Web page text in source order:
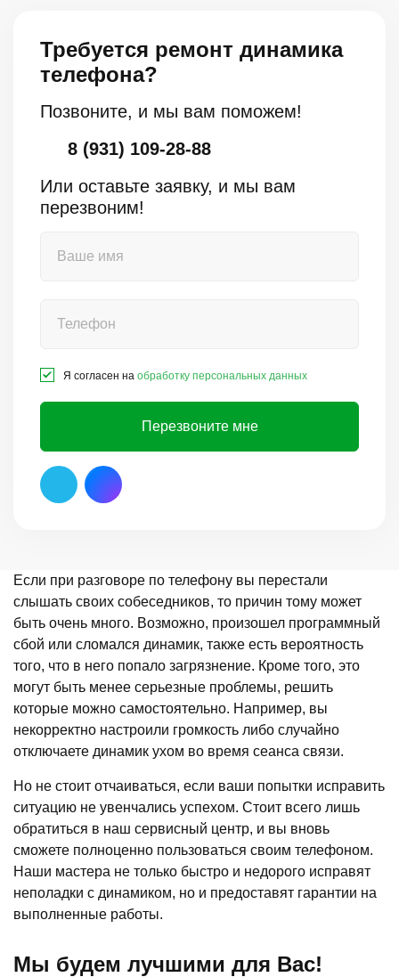
Требуется ремонт динамика
телефона?
Позвоните, и мы вам поможем!
8 (931) 109-28-88
Или оставьте заявку, и мы вам
перезвоним!
Я согласен на обработку персональных данных
Перезвоните мне
Если при разговоре по телефону вы перестали
слышать своих собеседников, то причин тому может
быть очень много. Возможно, произошел программный
сбой или сломался динамик, также есть вероятность
того, что в него попало загрязнение. Кроме того, это
могут быть менее серьезные проблемы, решить
которые можно самостоятельно. Например, вы
некорректно настроили громкость либо случайно
отключаете динамик ухом во время сеанса связи.
Но не стоит отчаиваться, если ваши попытки исправить
ситуацию не увенчались успехом. Стоит всего лишь
обратиться в наш сервисный центр, и вы вновь
сможете полноценно пользоваться своим телефоном.
Наши мастера не только быстро и недорого исправят
неполадки с динамиком, но и предоставят гарантии на
выполненные работы.
Мы будем лучшими для Вас!